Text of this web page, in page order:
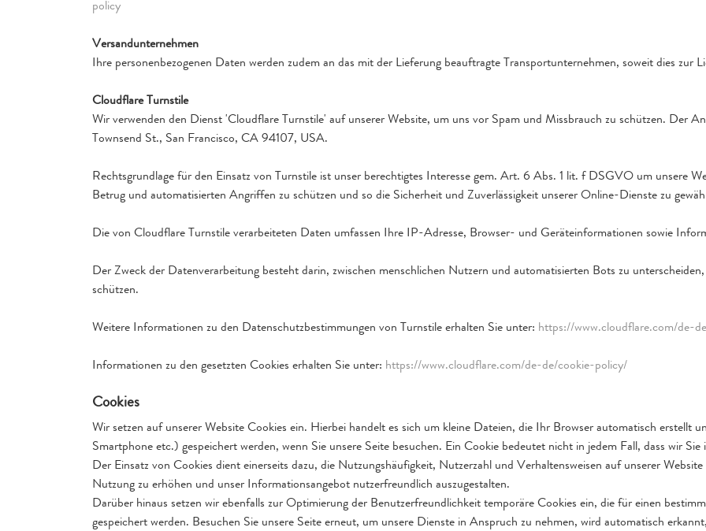
policy
Versandunternehmen
Ihre personenbezogenen Daten werden zudem an das mit der Lieferung beauftragte Transportunternehmen, soweit dies zur
Cloudflare Turnstile
Wir verwenden den Dienst 'Cloudflare Turnstile' auf unserer Website, um uns vor Spam und Missbrauch zu schützen. Der
Townsend St., San Francisco, CA 94107, USA.
Rechtsgrundlage für den Einsatz von Turnstile ist unser berechtigtes Interesse gem. Art. 6 Abs. 1 lit. f DSGVO um unsere
Betrug und automatisierten Angriffen zu schützen und so die Sicherheit und Zuverlässigkeit unserer Online-Dienste zu
Die von Cloudflare Turnstile verarbeiteten Daten umfassen Ihre IP-Adresse, Browser- und Geräteinformationen sowie
Der Zweck der Datenverarbeitung besteht darin, zwischen menschlichen Nutzern und automatisierten Bots zu
schützen.
Weitere Informationen zu den Datenschutzbestimmungen von Turnstile erhalten Sie unter: https://www.cloudflare.com/de-
Informationen zu den gesetzten Cookies erhalten Sie unter: https://www.cloudflare.com/de-de/cookie-policy/
Cookies
Wir setzen auf unserer Website Cookies ein. Hierbei handelt es sich um kleine Dateien, die Ihr Browser automatisch erstellt
Smartphone etc.) gespeichert werden, wenn Sie unsere Seite besuchen. Ein Cookie bedeutet nicht in jedem Fall, dass wir Sie
Der Einsatz von Cookies dient einerseits dazu, die Nutzungshäufigkeit, Nutzerzahl und Verhaltensweisen auf unserer
Nutzung zu erhöhen und unser Informationsangebot nutzerfreundlich auszugestalten.
Darüber hinaus setzen wir ebenfalls zur Optimierung der Benutzerfreundlichkeit temporäre Cookies ein, die für einen
gespeichert werden. Besuchen Sie unsere Seite erneut, um unsere Dienste in Anspruch zu nehmen, wird automatisch